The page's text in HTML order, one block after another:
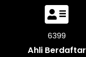
7482
Ahli Berdaftar